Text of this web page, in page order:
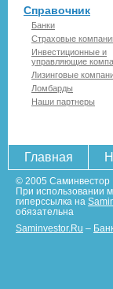
Справочник
Банки
Страховые
Инвестиционные и
управляющие
Лизинговые
Ломбарды
Наши партнеры
Главная
© 2005 Саминвестор
При использовании
гиперссылка на
обязательна
Saminvestor.Ru –